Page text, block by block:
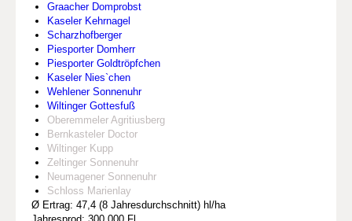
Graacher Domprobst
Kaseler Kehrnagel
Scharzhofberger
Piesporter Domherr
Piesporter Goldtröpfchen
Kaseler Nies`chen
Wehlener Sonnenuhr
Wiltinger Gottesfuß
Oberemmeler Agritiusberg
Bernkasteler Doctor
Wiltinger Kupp
Zeltinger Sonnenuhr
Neumagener Sonnenuhr
Schloss Marienlay
Ø Ertrag: 47,4 (8 Jahresdurchschnitt) hl/ha